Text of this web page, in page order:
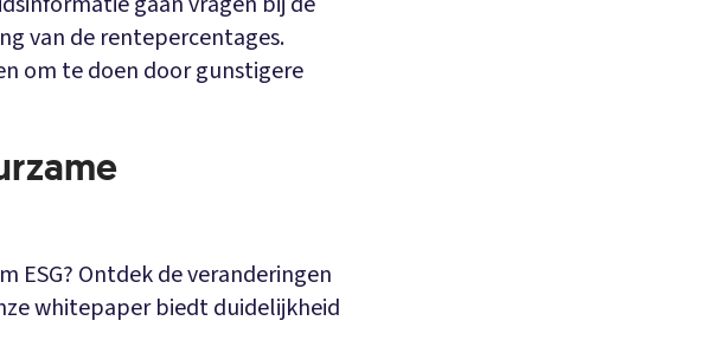
van de rentepercentages.
om te doen door gunstigere
ESG? Ontdek de veranderingen
whitepaper biedt duidelijkheid